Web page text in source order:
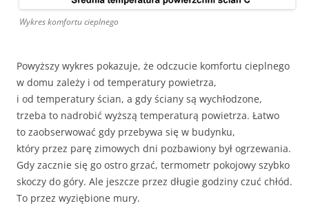
Wykres komfortu cieplnego
Powyższy wykres pokazuje, że odczucie komfortu cieplnego
w domu zależy i od temperatury powietrza,
i od temperatury ścian, a gdy ściany są wychłodzone,
trzeba to nadrobić wyższą temperaturą powietrza. Łatwo
to zaobserwować gdy przebywa się w budynku,
który przez parę zimowych dni pozbawiony był ogrzewania.
Gdy zacznie się go ostro grzać, termometr pokojowy szybko
skoczy do góry. Ale jeszcze przez długie godziny czuć chłód.
To przez wyziębione mury.